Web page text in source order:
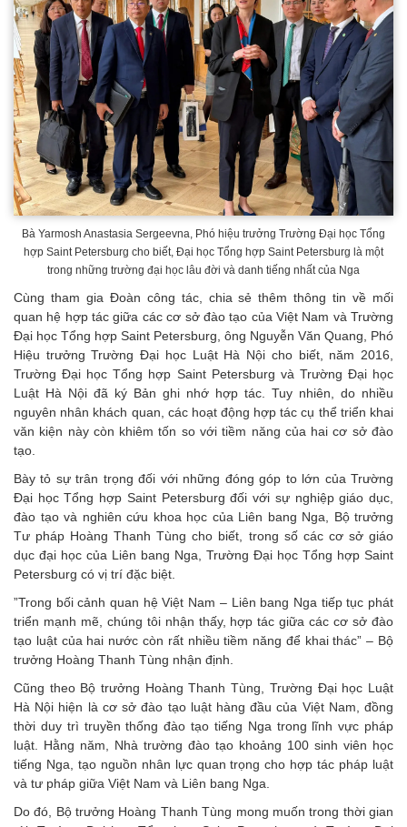
Bà Yarmosh Anastasia Sergeevna, Phó hiệu trưởng Trường Đại học Tổng
hợp Saint Petersburg cho biết, Đại học Tổng hợp Saint Petersburg là một
trong những trường đại học lâu đời và danh tiếng nhất của Nga
Cùng tham gia Đoàn công tác, chia sẻ thêm thông tin về mối
quan hệ hợp tác giữa các cơ sở đào tạo của Việt Nam và Trường
Đại học Tổng hợp Saint Petersburg, ông Nguyễn Văn Quang, Phó
Hiệu trưởng Trường Đại học Luật Hà Nội cho biết, năm 2016,
Trường Đại học Tổng hợp Saint Petersburg và Trường Đại học
Luật Hà Nội đã ký Bản ghi nhớ hợp tác. Tuy nhiên, do nhiều
nguyên nhân khách quan, các hoạt động hợp tác cụ thể triển khai
văn kiện này còn khiêm tốn so với tiềm năng của hai cơ sở đào
tạo.
Bày tỏ sự trân trọng đối với những đóng góp to lớn của Trường
Đại học Tổng hợp Saint Petersburg đối với sự nghiệp giáo dục,
đào tạo và nghiên cứu khoa học của Liên bang Nga, Bộ trưởng
Tư pháp Hoàng Thanh Tùng cho biết, trong số các cơ sở giáo
dục đại học của Liên bang Nga, Trường Đại học Tổng hợp Saint
Petersburg có vị trí đặc biệt.
”Trong bối cảnh quan hệ Việt Nam – Liên bang Nga tiếp tục phát
triển mạnh mẽ, chúng tôi nhận thấy, hợp tác giữa các cơ sở đào
tạo luật của hai nước còn rất nhiều tiềm năng để khai thác” – Bộ
trưởng Hoàng Thanh Tùng nhận định.
Cũng theo Bộ trưởng Hoàng Thanh Tùng, Trường Đại học Luật
Hà Nội hiện là cơ sở đào tạo luật hàng đầu của Việt Nam, đồng
thời duy trì truyền thống đào tạo tiếng Nga trong lĩnh vực pháp
luật. Hằng năm, Nhà trường đào tạo khoảng 100 sinh viên học
tiếng Nga, tạo nguồn nhân lực quan trọng cho hợp tác pháp luật
và tư pháp giữa Việt Nam và Liên bang Nga.
Do đó, Bộ trưởng Hoàng Thanh Tùng mong muốn trong thời gian